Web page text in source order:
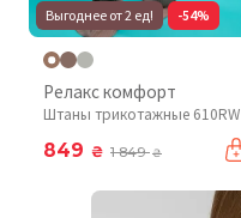
Выгоднее от 2 ед! -54%
Релакс комфорт
Штаны трикотажные 610RW
849 ₴ 1 849₴